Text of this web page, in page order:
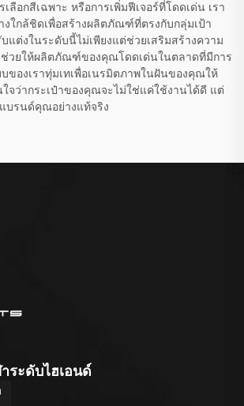
ลือกสีเฉพาะ หรือการเพิ่มฟีเจอร์ที่โดดเด่น เรา
ใกล้ชิดเพื่อสร้างผลิตภัณฑ์ที่ตรงกับกลุ่มเป้า
แต่งในระดับนี้ไม่เพียงแต่ช่วยเสริมสร้างความ
วยให้ผลิตภัณฑ์ของคุณโดดเด่นในตลาดที่มีการ
ของเราทุ่มเทเพื่อเนรมิตภาพในฝันของคุณให้
ใจว่ากระเป๋าของคุณจะไม่ใช่แค่ใช้งานได้ดี แต่
บรนด์คุณอย่างแท้จริง
ระดับไฮเอนด์